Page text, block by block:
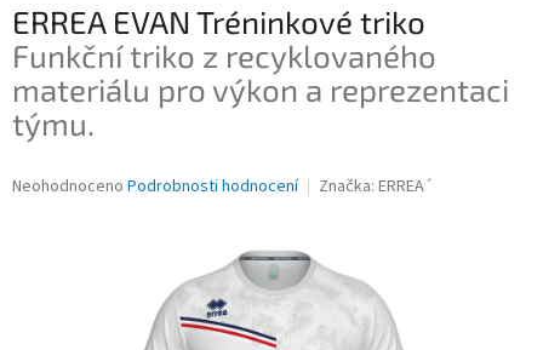
ERREA EVAN Tréninkové triko
Funkční triko z recyklovaného
materiálu pro výkon a reprezentaci
týmu.
Průměrné
Neohodnoceno Podrobnosti hodnocení Značka: ERREA´